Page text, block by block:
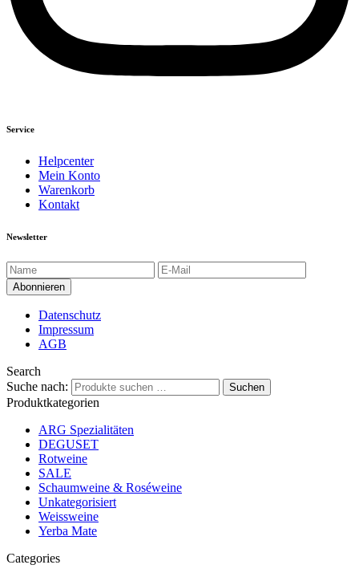
Service
Helpcenter
Mein Konto
Warenkorb
Kontakt
Newsletter
Datenschutz
Impressum
AGB
Search
Suche nach:
Suchen
Produktkategorien
ARG Spezialitäten
DEGUSET
Rotweine
SALE
Schaumweine & Roséweine
Unkategorisiert
Weissweine
Yerba Mate
Categories